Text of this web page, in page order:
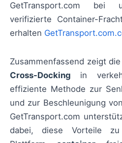
GetTransport.com bei
verifizierte Container-
erhalten
Zusammenfassend zeigt
Cross-Docking in
effiziente Methode zur
und zur Beschleunigung
GetTransport.com
dabei, diese Vorteile